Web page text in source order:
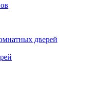
дверей